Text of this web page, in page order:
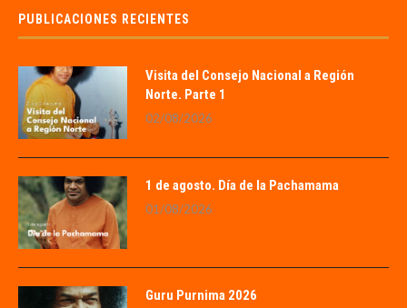
PUBLICACIONES RECIENTES
Visita del Consejo Nacional a Región
Norte. Parte 1
02/08/2026
1 de agosto. Día de la Pachamama
01/08/2026
Guru Purnima 2026